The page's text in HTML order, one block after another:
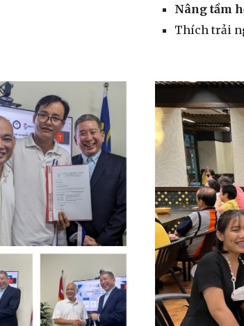
Nâng tầm
Thích trải